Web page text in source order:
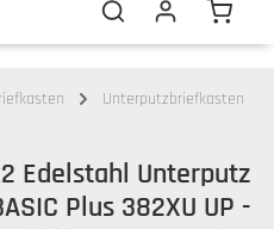
Unterputzbriefkasten
Edelstahl Unterputz
Plus 382XU UP -